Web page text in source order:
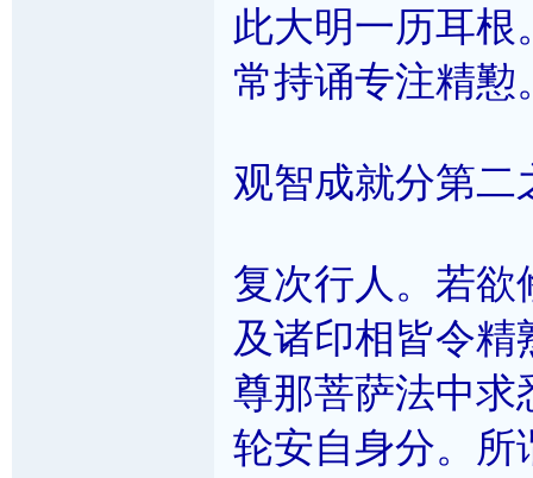
此大明一历耳根
常持诵专注精懃
观智成就分第二
复次行人。若欲
及诸印相皆令
尊那菩萨法中求
轮安自身分。所